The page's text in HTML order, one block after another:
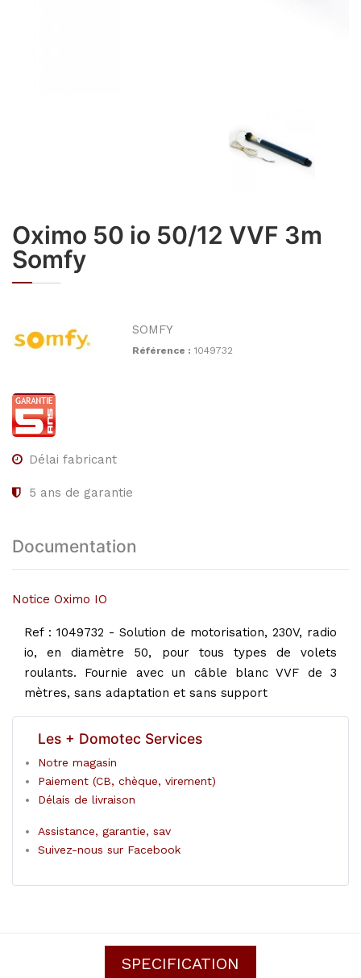
Oximo 50 io 50/12 VVF 3m
Somfy
SOMFY
Référence : 1049732
Délai fabricant
5 ans de garantie
Documentation
Notice Oximo IO
Ref : 1049732 - Solution de motorisation, 230V, radio
io, en diamètre 50, pour tous types de volets
roulants. Fournie avec un câble blanc VVF de 3
mètres, sans adaptation et sans support
Les + Domotec Services
Notre magasin
Paiement (CB, chèque, virement)
Délais de livraison
Assistance, garantie, sav
Suivez-nous sur Facebook
SPECIFICATION